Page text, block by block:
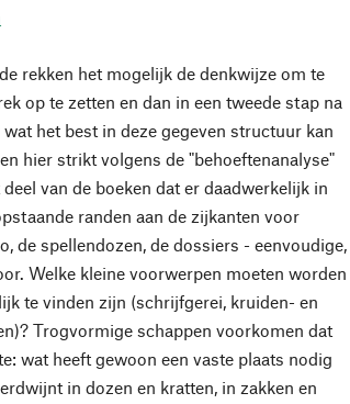
rekken het mogelijk de denkwijze om te
op te zetten en dan in een tweede stap na
het best in deze gegeven structuur kan
hier strikt volgens de "behoeftenanalyse"
van de boeken dat er daadwerkelijk in
randen aan de zijkanten voor
de spellendozen, de dossiers - eenvoudige,
Welke kleine voorwerpen moeten worden
te vinden zijn (schrijfgerei, kruiden- en
Trogvormige schappen voorkomen dat
wat heeft gewoon een vaste plaats nodig
in dozen en kratten, in zakken en